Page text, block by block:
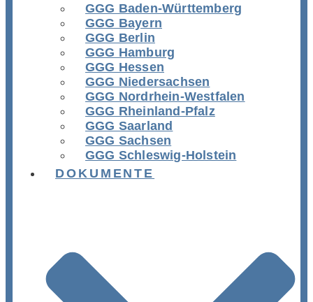
GGG Baden-Württemberg
GGG Bayern
GGG Berlin
GGG Hamburg
GGG Hessen
GGG Niedersachsen
GGG Nordrhein-Westfalen
GGG Rheinland-Pfalz
GGG Saarland
GGG Sachsen
GGG Schleswig-Holstein
DOKUMENTE